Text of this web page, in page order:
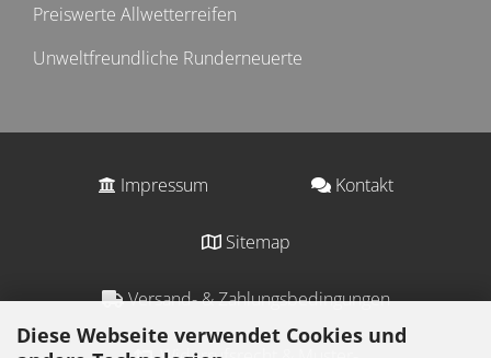
Diese Webseite verwendet Cookies und
Preiswerte Allwetterreifen
Unweltfreundliche Runderneuerte
Impressum Kontakt
Sitemap
Versand- & Zahlungsbedingungen